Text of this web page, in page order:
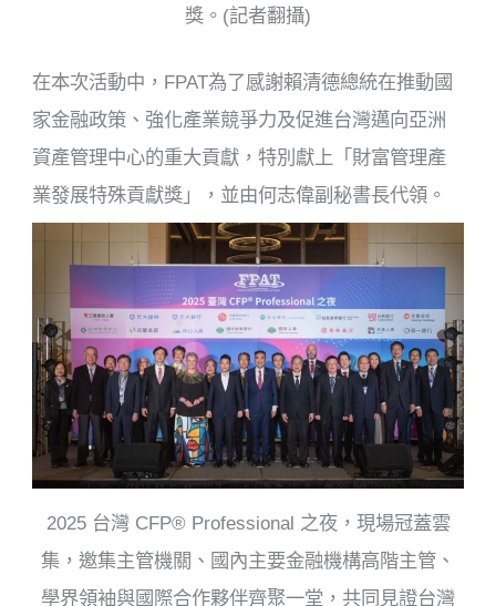
獎。(記者翻攝)
在本次活動中，FPAT為了感謝賴清德總統在推動國
家金融政策、強化產業競爭力及促進台灣邁向亞洲
資產管理中心的重大貢獻，特別獻上「財富管理產
業發展特殊貢獻獎」，並由何志偉副秘書長代領。
2025 台灣 CFP® Professional 之夜，現場冠蓋雲
集，邀集主管機關、國內主要金融機構高階主管、
學界領袖與國際合作夥伴齊聚一堂，共同見證台灣